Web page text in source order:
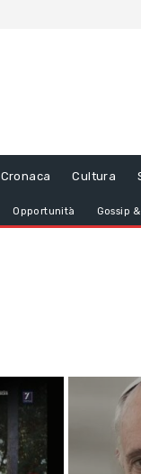
Cronaca Cultura
Opportunità Gossip